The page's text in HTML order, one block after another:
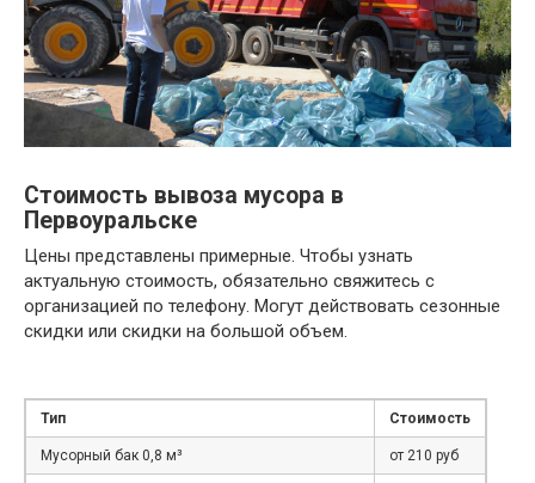
Стоимость вывоза мусора в
Первоуральске
Цены представлены примерные. Чтобы узнать
актуальную стоимость, обязательно свяжитесь с
организацией по телефону. Могут действовать сезонные
скидки или скидки на большой объем.
Тип Стоимость
Мусорный бак 0,8 м³ от 210 руб